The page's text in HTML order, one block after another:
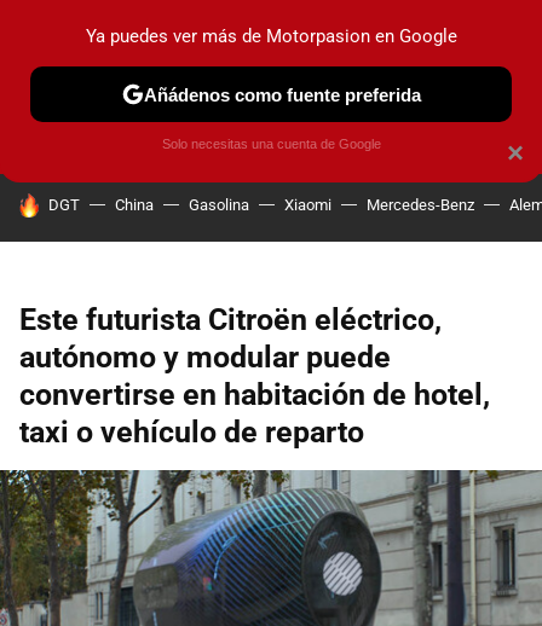
PRUEBAS COCHES ELÉCTRICOS OBSERVATORIO
HOY SE HABLA DE
DGT China Gasolina Xiaomi Mercedes-Benz
Este futurista Citroën eléctrico,
autónomo y modular puede
convertirse en habitación de hotel,
taxi o vehículo de reparto
×
Ya puedes ver más de Motorpasion en Google
Añádenos como fuente preferida
Solo necesitas una cuenta de Google